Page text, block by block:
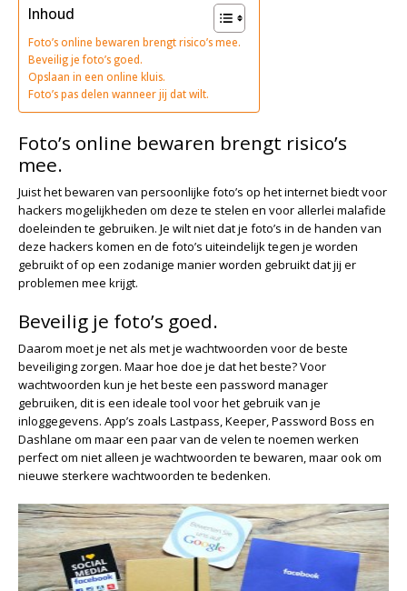
Inhoud
Foto’s online bewaren brengt risico’s mee.
Beveilig je foto’s goed.
Opslaan in een online kluis.
Foto’s pas delen wanneer jij dat wilt.
Foto’s online bewaren brengt risico’s
mee.
Juist het bewaren van persoonlijke foto’s op het internet biedt voor
hackers mogelijkheden om deze te stelen en voor allerlei malafide
doeleinden te gebruiken. Je wilt niet dat je foto’s in de handen van
deze hackers komen en de foto’s uiteindelijk tegen je worden
gebruikt of op een zodanige manier worden gebruikt dat jij er
problemen mee krijgt.
Beveilig je foto’s goed.
Daarom moet je net als met je wachtwoorden voor de beste
beveiliging zorgen. Maar hoe doe je dat het beste? Voor
wachtwoorden kun je het beste een password manager
gebruiken, dit is een ideale tool voor het gebruik van je
inloggegevens. App’s zoals Lastpass, Keeper, Password Boss en
Dashlane om maar een paar van de velen te noemen werken
perfect om niet alleen je wachtwoorden te bewaren, maar ook om
nieuwe sterkere wachtwoorden te bedenken.